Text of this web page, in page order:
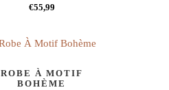
€55,99
ROBE À MOTIF
BOHÈME